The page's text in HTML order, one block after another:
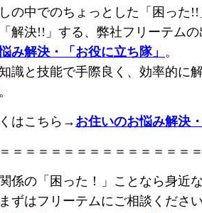
の中でのちょっとした「困った
解決!!」する、弊社フリーテム
み解決・「お役に立ち隊」 。
識と技能で手際良く、効率的に
はこちら→ お住いのお悩み解決
＝＝＝＝＝＝＝＝＝＝＝＝＝＝
係の「困った！」ことなら身近
ずはフリーテムにご相談くださ